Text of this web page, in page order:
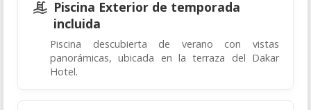
Piscina Exterior de temporada
incluida
Piscina descubierta de verano con vistas
panorámicas, ubicada en la terraza del Dakar
Hotel.